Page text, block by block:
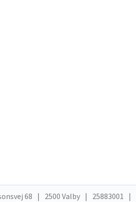
68 2500 Valby 25883001